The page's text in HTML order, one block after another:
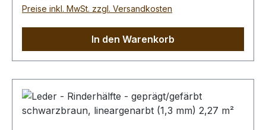
Preise inkl. MwSt. zzgl. Versandkosten
In den Warenkorb